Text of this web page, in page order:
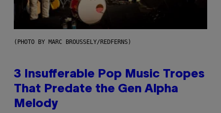
(PHOTO BY MARC BROUSSELY/REDFERNS)
3 Insufferable Pop Music Tropes
That Predate the Gen Alpha
Melody